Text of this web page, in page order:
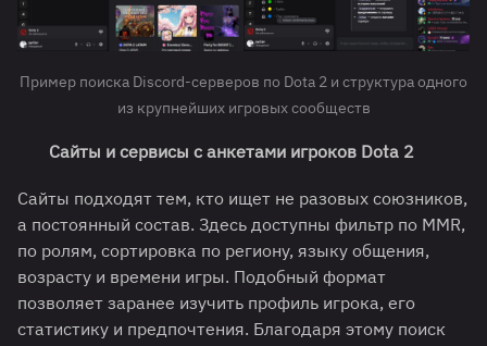
Пример поиска Discord-серверов по Dota 2 и структура одного
из крупнейших игровых сообществ
Сайты и сервисы с анкетами игроков Dota 2
Сайты подходят тем, кто ищет не разовых союзников,
а постоянный состав. Здесь доступны фильтр по MMR,
по ролям, сортировка по региону, языку общения,
возрасту и времени игры. Подобный формат
позволяет заранее изучить профиль игрока, его
статистику и предпочтения. Благодаря этому поиск